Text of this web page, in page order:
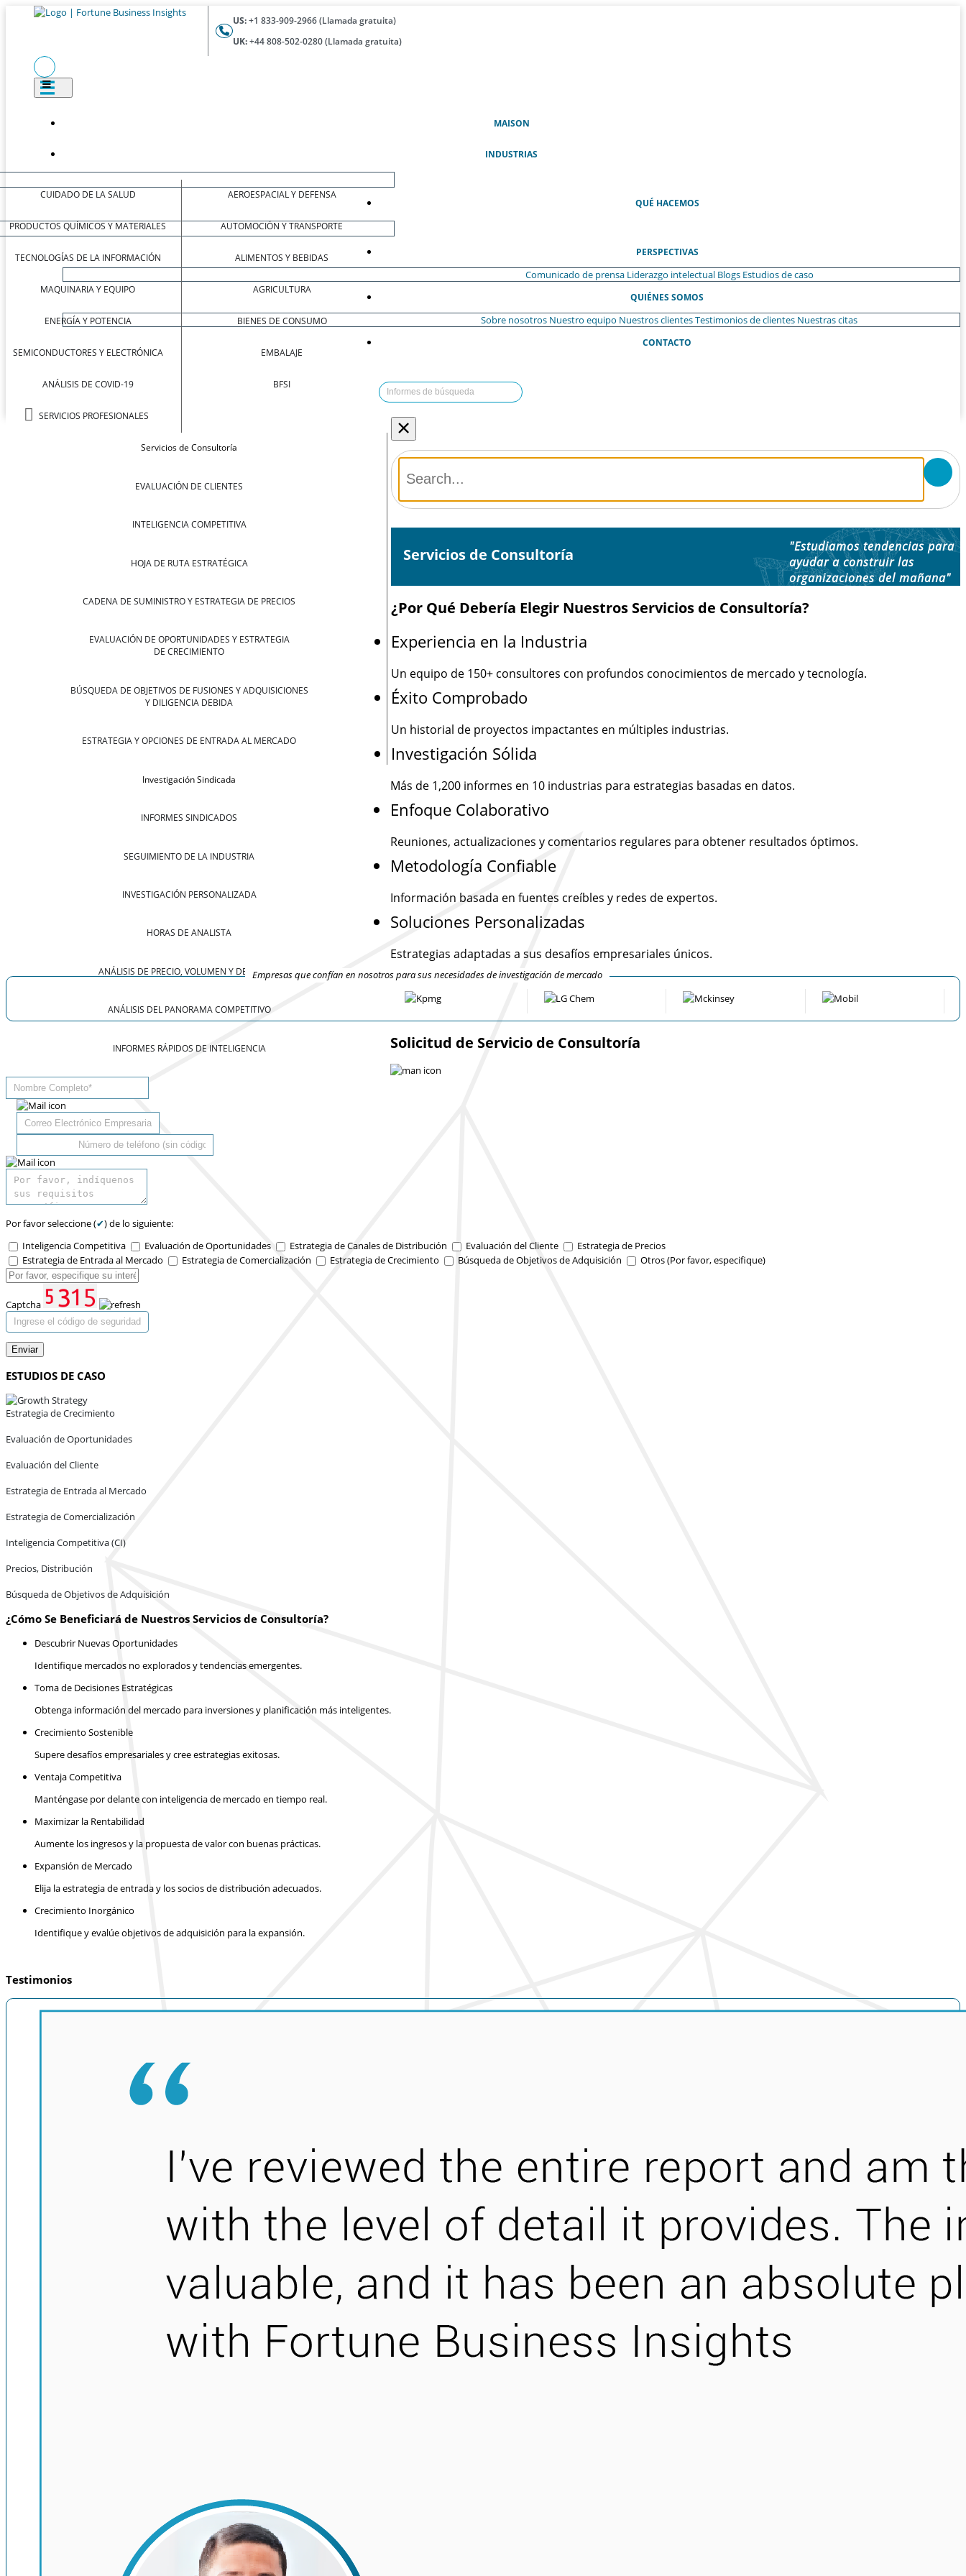
US:+1 833-909-2966 (Llamada gratuita)
UK:+44 808-502-0280 (Llamada gratuita)
MAISON(ACTUAL)
INDUSTRIAS
CUIDADO DE LA SALUD
PRODUCTOS QUÍMICOS Y MATERIALES
TECNOLOGÍAS DE LA INFORMACIÓN
MAQUINARIA Y EQUIPO
ENERGÍA Y POTENCIA
SEMICONDUCTORES Y ELECTRÓNICA
ANÁLISIS DE COVID-19
SERVICIOS PROFESIONALES
AEROESPACIAL Y DEFENSA
AUTOMOCIÓN Y TRANSPORTE
ALIMENTOS Y BEBIDAS
AGRICULTURA
BIENES DE CONSUMO
EMBALAJE
BFSI
QUÉ HACEMOS
Servicios de Consultoría
EVALUACIÓN DE CLIENTES
INTELIGENCIA COMPETITIVA
HOJA DE RUTA ESTRATÉGICA
CADENA DE SUMINISTRO Y ESTRATEGIA DE PRECIOS
EVALUACIÓN DE OPORTUNIDADES Y ESTRATEGIA
DE CRECIMIENTO
BÚSQUEDA DE OBJETIVOS DE FUSIONES Y ADQUISICIONES
Y DILIGENCIA DEBIDA
ESTRATEGIA Y OPCIONES DE ENTRADA AL MERCADO
Investigación Sindicada
INFORMES SINDICADOS
SEGUIMIENTO DE LA INDUSTRIA
INVESTIGACIÓN PERSONALIZADA
HORAS DE ANALISTA
ANÁLISIS DE PRECIO, VOLUMEN Y DEMANDA
ANÁLISIS DEL PANORAMA COMPETITIVO
INFORMES RÁPIDOS DE INTELIGENCIA
PERSPECTIVAS
Comunicado de prensa Liderazgo intelectual Blogs Estudios de caso
QUIÉNES SOMOS
Sobre nosotros Nuestro equipo Nuestros clientesTestimonios de clientes Nuestras citas
CONTACTO
×
Servicios de Consultoría
"Estudiamos tendencias para
ayudar a construir las
organizaciones del mañana"
¿Por Qué Debería Elegir Nuestros Servicios de Consultoría?
Experiencia en la Industria
Un equipo de 150+ consultores con profundos conocimientos de mercado y tecnología.
Éxito Comprobado
Un historial de proyectos impactantes en múltiples industrias.
Investigación Sólida
Más de 1,200 informes en 10 industrias para estrategias basadas en datos.
Enfoque Colaborativo
Reuniones, actualizaciones y comentarios regulares para obtener resultados óptimos.
Metodología Confiable
Información basada en fuentes creíbles y redes de expertos.
Soluciones Personalizadas
Estrategias adaptadas a sus desafíos empresariales únicos.
Empresas que confían en nosotros para sus necesidades de investigación de mercado
Solicitud de Servicio de Consultoría
Por favor seleccione (✔) de lo siguiente:
Inteligencia Competitiva
Evaluación de Oportunidades Estrategia de Canales de Distribución Evaluación del Cliente
Estrategia de Precios
Estrategia de Entrada al Mercado
Estrategia de Comercialización Estrategia de Crecimiento Búsqueda de Objetivos de Adquisición Otros (Por favor, especifique)
Captcha
Enviar
ESTUDIOS DE CASO
Estrategia de Crecimiento
Evaluación de Oportunidades
Evaluación del Cliente
Estrategia de Entrada al Mercado
Estrategia de Comercialización
Inteligencia Competitiva (CI)
Precios, Distribución
Búsqueda de Objetivos de Adquisición
¿Cómo Se Beneficiará de Nuestros Servicios de Consultoría?
Descubrir Nuevas Oportunidades
Identifique mercados no explorados y tendencias emergentes.
Toma de Decisiones Estratégicas
Obtenga información del mercado para inversiones y planificación más inteligentes.
Crecimiento Sostenible
Supere desafíos empresariales y cree estrategias exitosas.
Ventaja Competitiva
Manténgase por delante con inteligencia de mercado en tiempo real.
Maximizar la Rentabilidad
Aumente los ingresos y la propuesta de valor con buenas prácticas.
Expansión de Mercado
Elija la estrategia de entrada y los socios de distribución adecuados.
Crecimiento Inorgánico
Identifique y evalúe objetivos de adquisición para la expansión.
Testimonios